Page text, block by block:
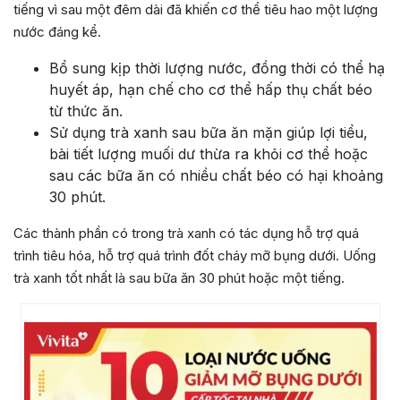
tiếng vì sau một đêm dài đã khiến cơ thể tiêu hao một lượng
nước đáng kể.
Bổ sung kịp thời lượng nước, đồng thời có thể hạ
huyết áp, hạn chế cho cơ thể hấp thụ chất béo
từ thức ăn.
Sử dụng trà xanh sau bữa ăn mặn giúp lợi tiểu,
bài tiết lượng muối dư thừa ra khỏi cơ thể hoặc
sau các bữa ăn có nhiều chất béo có hại khoảng
30 phút.
Các thành phần có trong trà xanh có tác dụng hỗ trợ quá
trình tiêu hóa, hỗ trợ quá trình đốt cháy mỡ bụng dưới. Uống
trà xanh tốt nhất là sau bữa ăn 30 phút hoặc một tiếng.